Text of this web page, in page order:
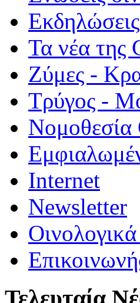
Εκδηλώσεις
Τα νέα της
Ζύμες -
Τρύγος -
Νομοθεσία
Internet
Newsletter